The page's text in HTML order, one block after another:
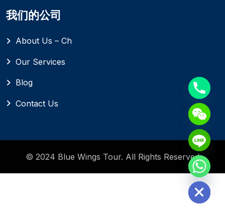
我们的公司
About Us – Ch
Our Services
Blog
Contact Us
© 2024 Blue Wings Tour. All Rights Reserved
Hide chaty